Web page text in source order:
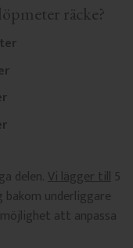
räcke?
delen.Vi lägger till 5
underliggare
att anpassa